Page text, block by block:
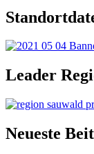
Leader
Neueste